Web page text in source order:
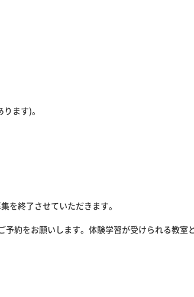
駐車場があります)。
を終了させていただきます。
約をお願いします。体験学習が受けられる教室